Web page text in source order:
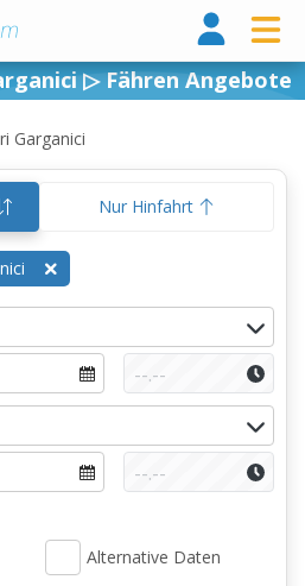
▷ Fähren Angebote
Garganici
Nur Hinfahrt
Alternative Daten